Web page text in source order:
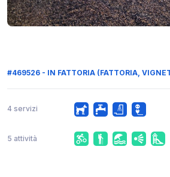
#469526 - IN FATTORIA (FATTORIA,
4 servizi
5 attività